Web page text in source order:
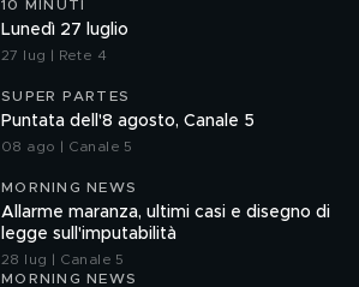
10 MINUTI
Lunedì 27 luglio
27 lug | Rete 4
SUPER PARTES
Puntata dell'8 agosto, Canale 5
08 ago | Canale 5
MORNING NEWS
Allarme maranza, ultimi casi e disegno di
legge sull'imputabilità
28 lug | Canale 5
MORNING NEWS